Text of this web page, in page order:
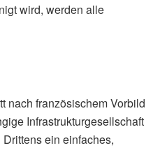
wird, werden alle
nach französischem Vorbild
Infrastrukturgesellschaft
ein einfaches,